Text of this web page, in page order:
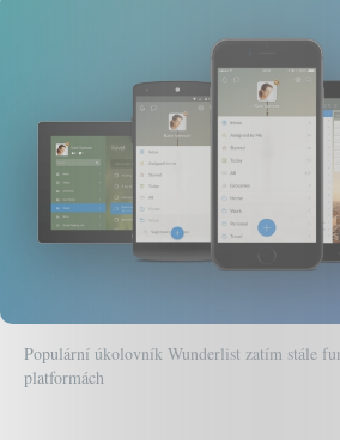
Populární úkolovník Wunderlist zatím stále
platformách